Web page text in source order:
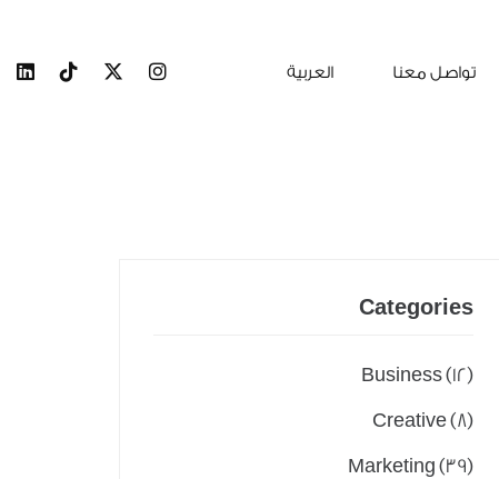
تواصل معنا العربية
Categories
Business(12)
Creative(8)
Marketing (39)